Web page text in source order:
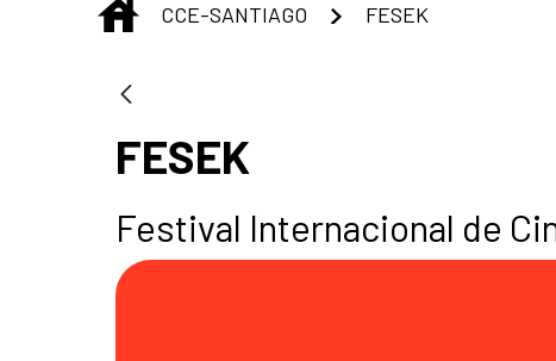
INICIO
CCE-SANTIAGO FESEK
FESEK
Festival Internacional de